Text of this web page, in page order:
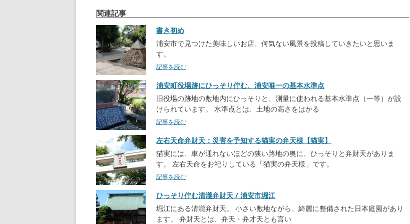
ナ
ビ
ゲ
ー
シ
ョ
ン
関連記事
書き初め
浦安市で見つけた美味しいお店、何気ない風景を投稿していきたいと思いま
す。
記事を読む
浦安町役場跡にひっそり佇む、浦安唯一の基本水準点
旧役場の跡地の敷地内にひっそりと、測量に使われる基本水準点（一等）が設
けられています。 水準点とは、土地の高さをはかる
記事を読む
左右天命弁財天：災害を予知する猫実の弁天様【猫実】
猫実には、車が通れないほどの狭い路地の奥に、ひっそりと弁財天がありま
す。 左右天命をお祀りしている「猫実の弁天様」です。
記事を読む
ひっそり佇む清瀧弁財天 / 浦安市堀江
堀江にある清瀧弁財天。 小さい敷地ながら、綺麗に整備された日本庭園があり
ます。 弁財天とは、弁天・弁才天とも言い